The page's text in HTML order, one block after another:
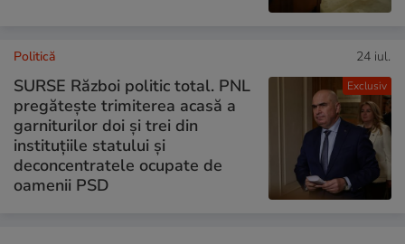
Exclusiv
Politică 24 iul.
SURSE Război politic total. PNL
pregătește trimiterea acasă a
garniturilor doi și trei din
instituțiile statului și
deconcentratele ocupate de
oamenii PSD